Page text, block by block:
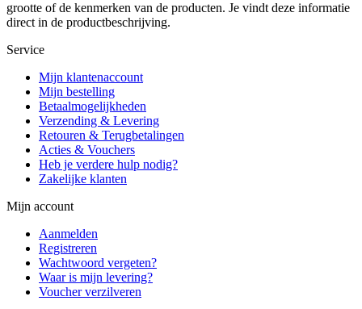
grootte of de kenmerken van de producten. Je vindt deze informatie
direct in de productbeschrijving.
Service
Mijn klantenaccount
Mijn bestelling
Betaalmogelijkheden
Verzending & Levering
Retouren & Terugbetalingen
Acties & Vouchers
Heb je verdere hulp nodig?
Zakelijke klanten
Mijn account
Aanmelden
Registreren
Wachtwoord vergeten?
Waar is mijn levering?
Voucher verzilveren